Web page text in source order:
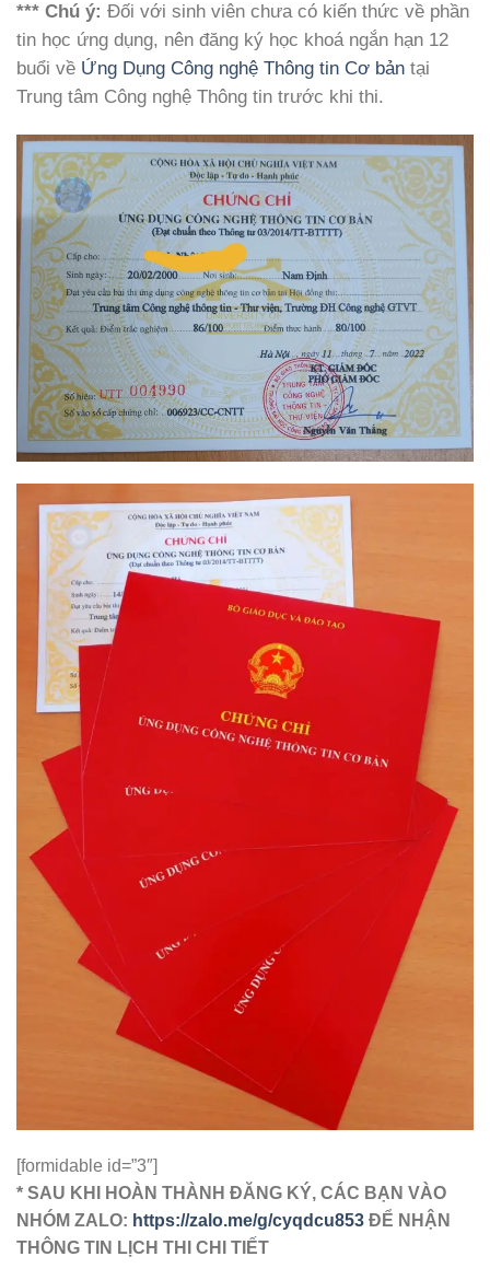
*** Chú ý: Đối với sinh viên chưa có kiến thức về phần
tin học ứng dụng, nên đăng ký học khoá ngắn hạn 12
buổi về Ứng Dụng Công nghệ Thông tin Cơ bản tại
Trung tâm Công nghệ Thông tin trước khi thi.
[formidable id=”3″]
* SAU KHI HOÀN THÀNH ĐĂNG KÝ, CÁC BẠN VÀO
NHÓM ZALO: https://zalo.me/g/cyqdcu853 ĐỂ NHẬN
THÔNG TIN LỊCH THI CHI TIẾT